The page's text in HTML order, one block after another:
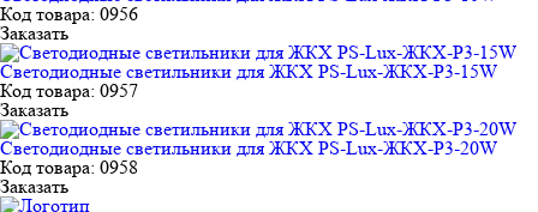
Код товара: 0956
Заказать
Светодиодные светильники для ЖКХ PS-Lux-ЖКХ-P3-15W
Код товара: 0957
Заказать
Светодиодные светильники для ЖКХ PS-Lux-ЖКХ-P3-20W
Код товара: 0958
Заказать